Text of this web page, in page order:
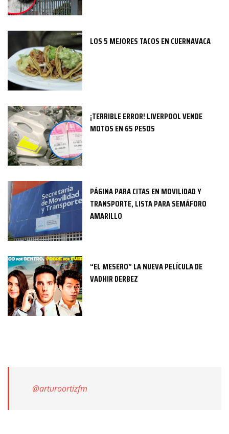
LOS 5 MEJORES TACOS EN CUERNAVACA
¡TERRIBLE ERROR! LIVERPOOL VENDE
MOTOS EN 65 PESOS
PÁGINA PARA CITAS EN MOVILIDAD Y
TRANSPORTE, LISTA PARA SEMÁFORO
AMARILLO
“EL MESERO” LA NUEVA PELÍCULA DE
VADHIR DERBEZ
@arturoortizfm